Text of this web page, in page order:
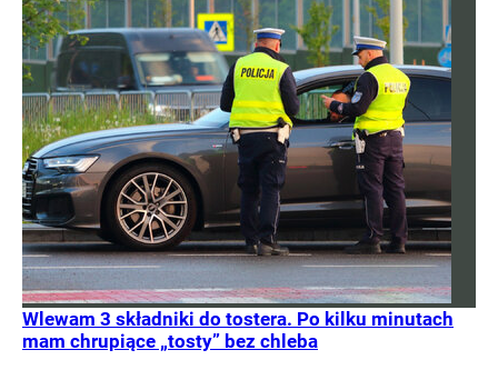
Wlewam 3 składniki do tostera. Po kilku minutach
mam chrupiące „tosty” bez chleba